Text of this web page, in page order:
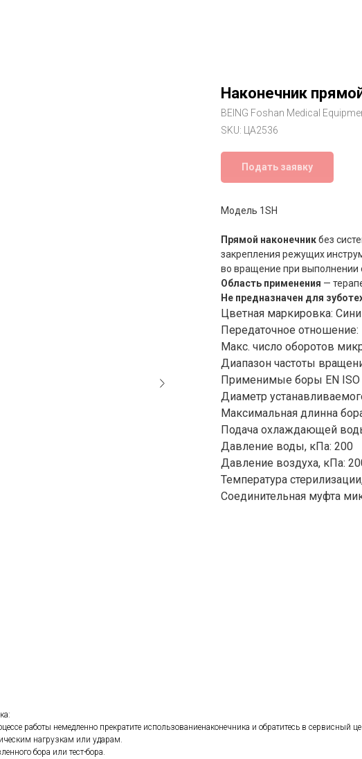
Наконечник
BEING Foshan Medical
SKU:
ЦА2536
Подать заявку
Модель 1SH
Прямой наконечникбез
закрепления режущих
во вращение при выполнении
Область применения —
Не предназначен для
Цветная маркировка:
Передаточное отношение:
Макс. число оборотов
Диапазон частоты
Применимые боры EN ISO
Диаметр
Максимальная длинна
Подача охлаждающей
Давление воды, кПа: 200
Давление воздуха, кПа:
Температура
Соединительная муфта
работы немедленно прекратите использованиенаконечника и обратитесь в сервисный
нагрузкам или ударам.
бора или тест-бора.